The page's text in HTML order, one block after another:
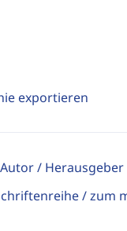
exportieren
/ Herausgeber
/ zum